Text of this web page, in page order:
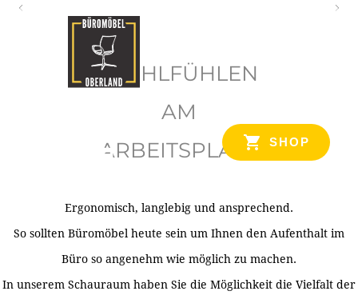
SHOP
WOHLFÜHLEN
AM
ARBEITSPLATZ
Ergonomisch, langlebig und ansprechend.
So sollten Büromöbel heute sein um Ihnen den Aufenthalt im
Büro so angenehm wie möglich zu machen.
In unserem Schauraum haben Sie die Möglichkeit die Vielfalt der